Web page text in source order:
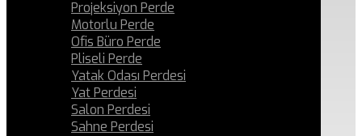
Projeksiyon Perde
Motorlu Perde
Ofis Büro Perde
Pliseli Perde
Yatak Odası Perdesi
Yat Perdesi
Salon Perdesi
Sahne Perdesi